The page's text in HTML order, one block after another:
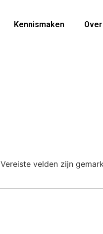
Kennismaken
Vereiste velden zijn